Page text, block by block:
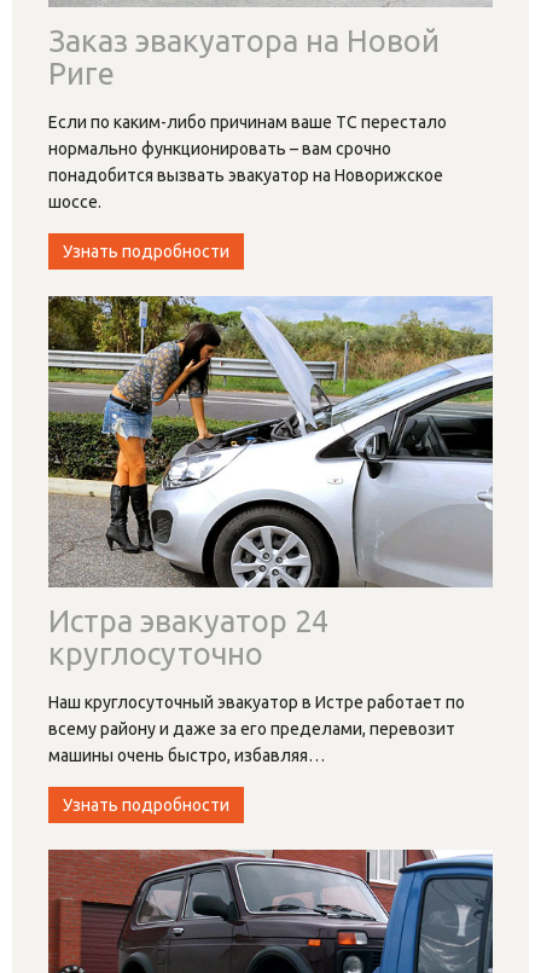
Заказ эвакуатора на Новой
Риге
Если по каким-либо причинам ваше ТС перестало
нормально функционировать – вам срочно
понадобится вызвать эвакуатор на Новорижское
шоссе.
Узнать подробности
Истра эвакуатор 24
круглосуточно
Наш круглосуточный эвакуатор в Истре работает по
всему району и даже за его пределами, перевозит
машины очень быстро, избавляя…
Узнать подробности